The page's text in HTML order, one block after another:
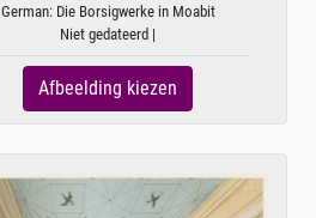
German: Die Borsigwerke in Moabit
Niet gedateerd |
Afbeelding kiezen